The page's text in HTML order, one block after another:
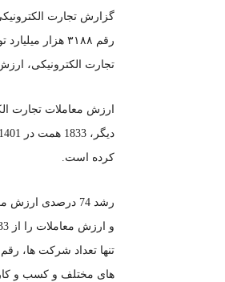
تجارت الکترونیکی، ارزش این
کرده است.
های مختلف و کسب و